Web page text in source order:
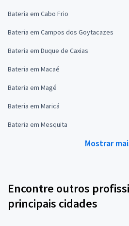
Bateria em Cabo Frio
Bateria em Campos dos Goytacazes
Bateria em Duque de Caxias
Bateria em Macaé
Bateria em Magé
Bateria em Maricá
Bateria em Mesquita
Mostrar
Encontre outros
principais cidades